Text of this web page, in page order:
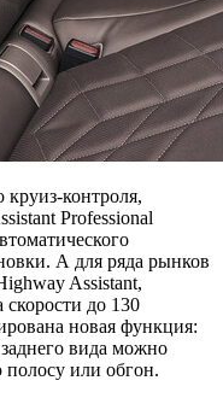
контроля,
Professional
А для ряда рынков
Assistant,
до 130
новая функция:
вида можно
полосу или обгон.